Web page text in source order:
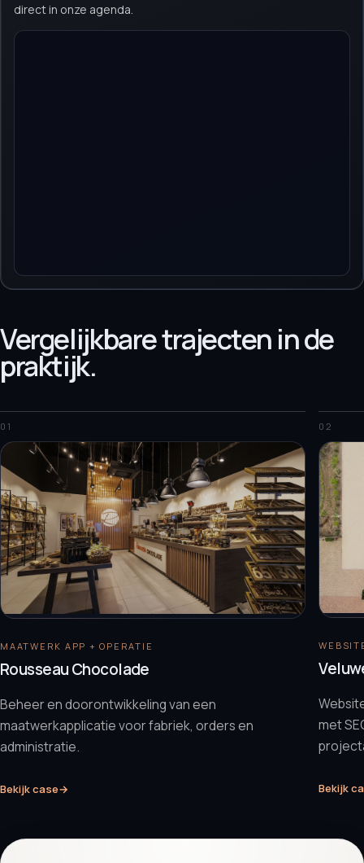
direct in onze agenda.
Vergelijkbare trajecten in de
praktijk.
01
MAATWERK APP + OPERATIE
Rousseau Chocolade
Beheer en doorontwikkeling van een
maatwerkapplicatie voor fabriek, orders en
administratie.
Bekijk case→
02
met
Bekijk